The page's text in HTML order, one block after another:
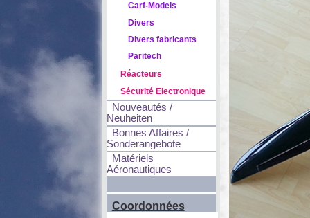
Carf-Models
Divers
Divers fabricants
Paritech
Réacteurs
Sécurité Electronique
Nouveautés /
Neuheiten
Bonnes Affaires /
Sonderangebote
Matériels
Aéronautiques
Coordonnées